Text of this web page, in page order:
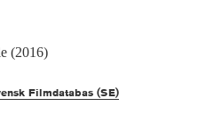
(2016)
Filmdatabas (SE)